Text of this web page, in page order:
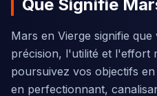
Que Signifie
Mars en Vierge signifie
précision, l'utilité et l'effort
poursuivez vos objectifs
en perfectionnant,